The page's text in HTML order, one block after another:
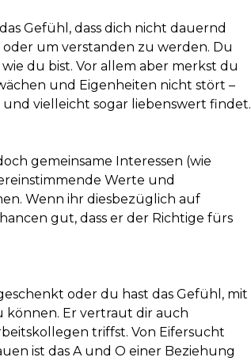
Gefühl, dass dich nicht dauernd
um verstanden zu werden. Du
du bist. Vor allem aber merkst du
und Eigenheiten nicht stört –
vielleicht sogar liebenswert findet.
gemeinsame Interessen (wie
Werte und
Wenn ihr diesbezüglich auf
gut, dass er der Richtige fürs
oder du hast das Gefühl, mit
Er vertraut dir auch
triffst. Von Eifersucht
ist das A und O einer Beziehung